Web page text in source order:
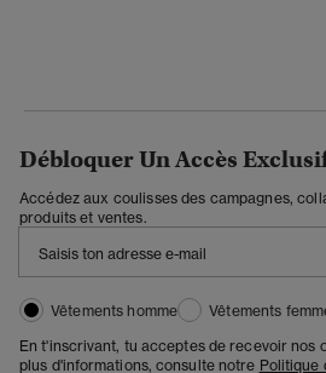
Débloquer Un Accès
Accédez aux coulisses des campagnes,
produits et ventes.
Vêtements homme
Vêtements
En t'inscrivant, tu acceptes de recevoir nos
plus d'informations, consulte notre Politique